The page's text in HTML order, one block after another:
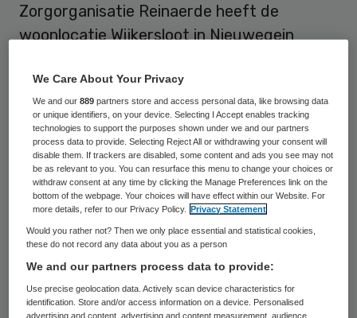
Zorgorganisatie Reinaerde heeft de
woonlocatie Wijkersloot in Nieuwegein
ondersteuning die de cliënten gewend
waren van NSWAC is door de overname
gewaarborgd, aldus Reinaerde in een
persbericht.
Wijkersloot is een woonlocatie voor
jongeren met een lichamelijke beperking of
niet-aangeboren hersenletsel (NAH). Naast
vaste bewoning kan er eveneens worden
gelogeerd en is er ruimte voor kortverblijf.
Vanuit Wijkersloot wordt ook ambulante
We Care About Your Privacy
We and our889 partners store and access personal data, like browsing data
or unique identifiers, on your device. Selecting I Accept enables tracking
technologies to support the purposes shown under we and our partners
process data to provide. Selecting Reject All or withdrawing your consent will
disable them. If trackers are disabled, some content and ads you see may not
be as relevant to you. You can resurface this menu to change your choices or
withdraw consent at any time by clicking the Manage Preferences link on the
bottom of the webpage. Your choices will have effect within our Website. For
more details, refer to our Privacy Policy.
Privacy Statement
Would you rather not? Then we only place essential and statistical cookies,
these do not record any data about you as a person
We and our partners process data to provide:
Use precise geolocation data. Actively scan device characteristics for
identification. Store and/or access information on a device. Personalised
advertising and content, advertising and content measurement, audience